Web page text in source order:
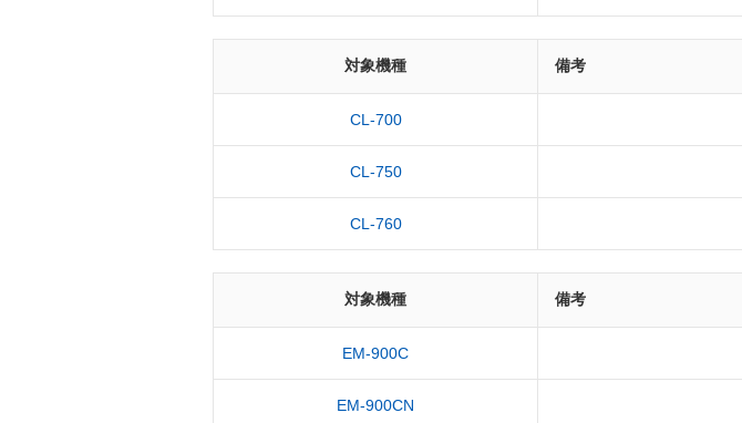
対象機種 備考
CL-700
CL-750
CL-760
対象機種 備考
EM-900C
EM-900CN